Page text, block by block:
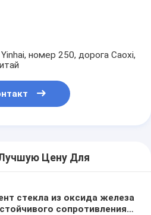
номер 250, дорога Caoxi,
Цену Для
стекла из оксида железа
сопротивления